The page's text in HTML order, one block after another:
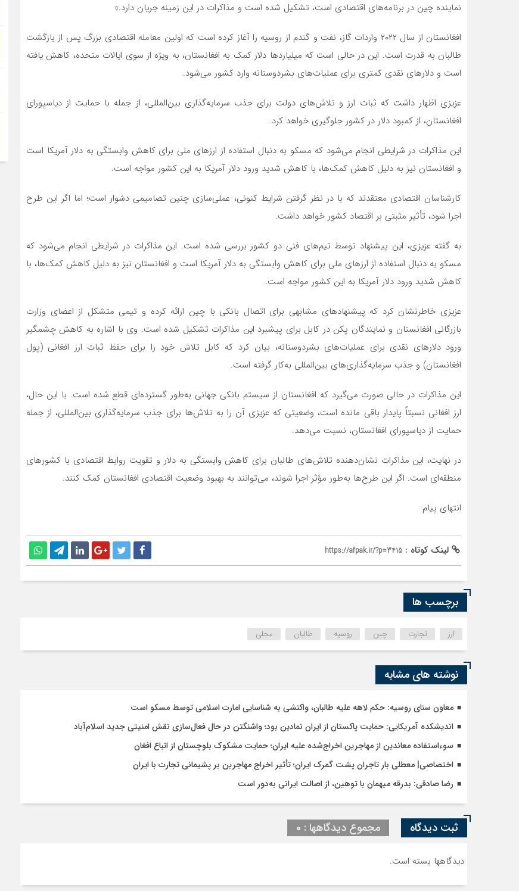
نماینده چین در برنامه‌های اقتصادی است، تشکیل شده است و مذاکرات در این زمینه جریان دارد.»
افغانستان از سال ۲۰۲۲ واردات گاز، نفت و گندم از روسیه را آغاز کرده است که اولین معامله اقتصادی بزرگ پس از بازگشت
طالبان به قدرت است. این در حالی است که میلیاردها دلار کمک به افغانستان، به ویژه از سوی ایالات متحده، کاهش یافته
است و دلارهای نقدی کمتری برای عملیات‌های بشردوستانه وارد کشور می‌شود.
عزیزی اظهار داشت که ثبات ارز و تلاش‌های دولت برای جذب سرمایه‌گذاری بین‌المللی، از جمله با حمایت از دیاسپورای
افغانستان، از کمبود دلار در کشور جلوگیری خواهد کرد.
این مذاکرات در شرایطی انجام می‌شود که مسکو به دنبال استفاده از ارزهای ملی برای کاهش وابستگی به دلار آمریکا است
و افغانستان نیز به دلیل کاهش کمک‌ها، با کاهش شدید ورود دلار آمریکا به این کشور مواجه است.
کارشناسان اقتصادی معتقدند که با در نظر گرفتن شرایط کنونی، عملی‌سازی چنین تصامیمی دشوار است؛ اما اگر این طرح
اجرا شود، تأثیر مثبتی بر اقتصاد کشور خواهد داشت.
به گفته عزیزی، این پیشنهاد توسط تیم‌های فنی دو کشور بررسی شده است. این مذاکرات در شرایطی انجام می‌شود که
مسکو به دنبال استفاده از ارزهای ملی برای کاهش وابستگی به دلار آمریکا است و افغانستان نیز به دلیل کاهش کمک‌ها، با
کاهش شدید ورود دلار آمریکا به این کشور مواجه است.
عزیزی خاطرنشان کرد که پیشنهادهای مشابهی برای اتصال بانکی با چین ارائه کرده و تیمی متشکل از اعضای وزارت
بازرگانی افغانستان و نمایندگان پکن در کابل برای پیشبرد این مذاکرات تشکیل شده است. وی با اشاره به کاهش چشمگیر
ورود دلارهای نقدی برای عملیات‌های بشردوستانه، بیان کرد که کابل تلاش خود را برای حفظ ثبات ارز افغانی (پول
افغانستان) و جذب سرمایه‌گذاری‌های بین‌المللی به‌کار گرفته است.
این مذاکرات در حالی صورت می‌گیرد که افغانستان از سیستم بانکی جهانی به‌طور گسترده‌ای قطع شده است. با این حال،
ارز افغانی نسبتاً پایدار باقی مانده است، وضعیتی که عزیزی آن را به تلاش‌ها برای جذب سرمایه‌گذاری بین‌المللی، از جمله
حمایت از دیاسپورای افغانستان، نسبت می‌دهد.
در نهایت، این مذاکرات نشان‌دهنده تلاش‌های طالبان برای کاهش وابستگی به دلار و تقویت روابط اقتصادی با کشورهای
منطقه‌ای است. اگر این طرح‌ها به‌طور مؤثر اجرا شوند، می‌توانند به بهبود وضعیت اقتصادی افغانستان کمک کنند.
انتهای پیام
لینک کوتاه : https://afpak.ir/?p=3415
برچسب ها
ارز تجارت چین روسیه طالبان محلی
نوشته های مشابه
معاون سنای روسیه: حکم لاهه علیه طالبان، واکنشی به شناسایی امارت اسلامی توسط مسکو است
اندیشکده آمریکایی: حمایت پاکستان از ایران نمادین بود؛ واشنگتن در حال فعال‌سازی نقش امنیتی جدید اسلام‌آباد
سوءاستفاده معاندین از مهاجرین اخراج‌شده علیه ایران؛ حمایت مشکوک بلوچستان از اتباع افغان
اختصاصی| معطلی بار تاجران پشت گمرک ایران؛ تأثیر اخراج مهاجرین بر پشیمانی تجارت با ایران
رضا صادقی: بدرقه میهمان با توهین، از اصالت ایرانی به‌دور است
ثبت دیدگاه مجموع دیدگاهها : 0
دیدگاهها بسته است.